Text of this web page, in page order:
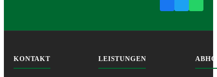
KONTAKT LEISTUNGEN